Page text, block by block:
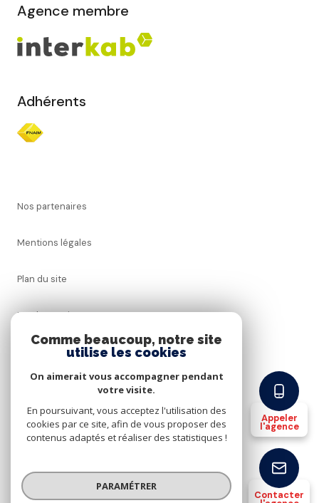
Appeler
l'agence
Contacter
Agence membre
Adhérents
Nos partenaires
Mentions légales
Plan du site
Nos honoraires
Cookies
© 2026 | Tous droits réservés
Comme beaucoup, notre site
utilise les cookies
On aimerait vous accompagner pendant
votre visite.
En poursuivant, vous acceptez l'utilisation des
cookies par ce site, afin de vous proposer des
contenus adaptés et réaliser des statistiques !
PARAMÉTRER